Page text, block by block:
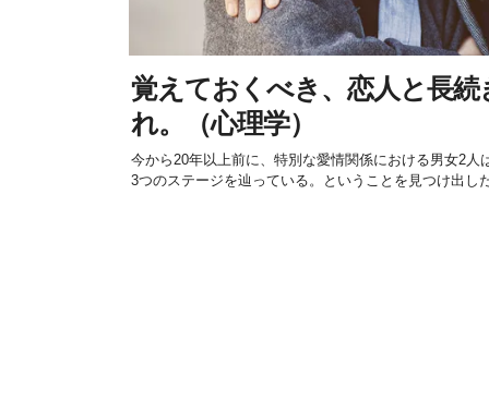
覚えておくべき、恋人と長
れ。（心理学）
今から20年以上前に、特別な愛情関係における男女2人
3つのステージを辿っている。ということを見つけ出し